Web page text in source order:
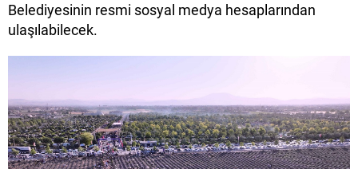
Belediyesinin resmi sosyal medya hesaplarından
ulaşılabilecek.